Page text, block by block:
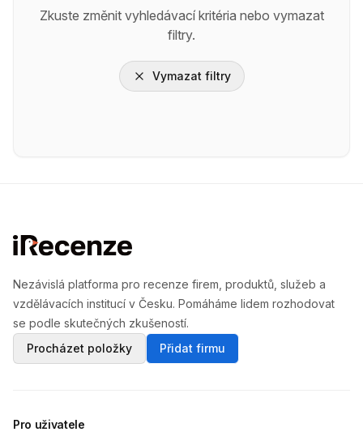
Zkuste změnit vyhledávací kritéria nebo vymazat
filtry.
Vymazat filtry
Nezávislá platforma pro recenze firem, produktů, služeb a
vzdělávacích institucí v Česku. Pomáháme lidem rozhodovat
se podle skutečných zkušeností.
Procházet položky
Přidat firmu
Pro uživatele